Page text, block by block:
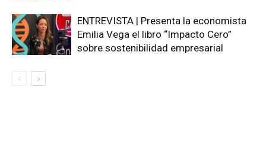
ENTREVISTA | Presenta la economista
Emilia Vega el libro “Impacto Cero”
sobre sostenibilidad empresarial